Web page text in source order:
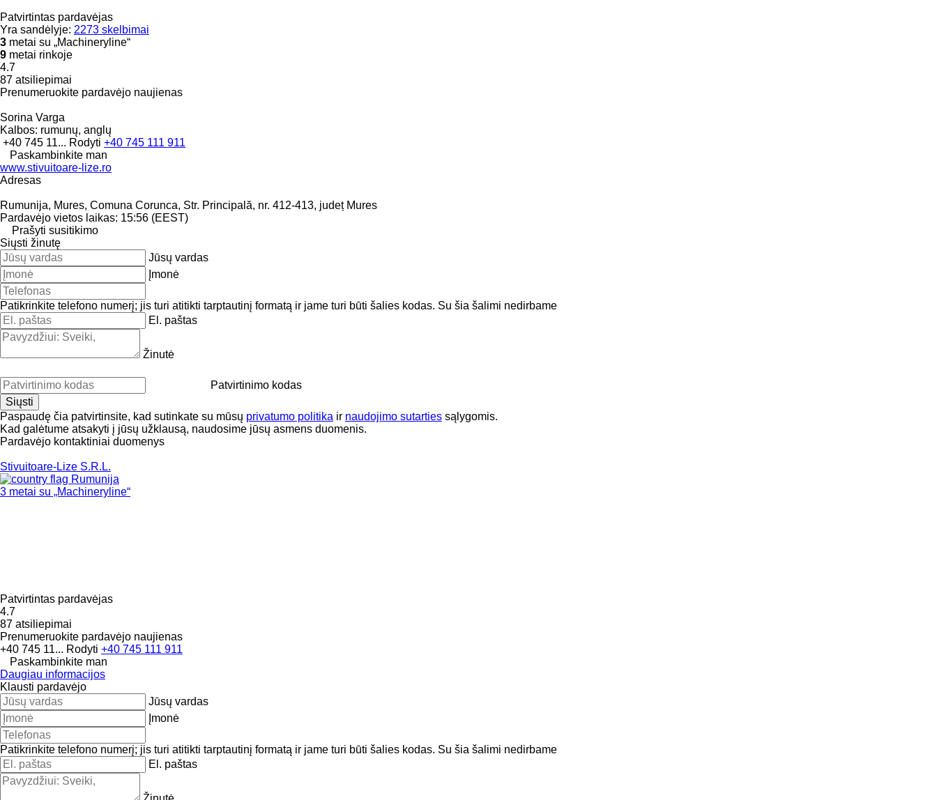
Patvirtintas pardavėjas
Yra sandėlyje: 2273 skelbimai
3 metai su „Machineryline“
9 metai rinkoje
4.7
87 atsiliepimai
Prenumeruokite pardavėjo naujienas
Sorina Varga
Kalbos: rumunų, anglų
+40 745 11... Rodyti +40 745 111 911
Paskambinkite man
www.stivuitoare-lize.ro
Adresas
Rumunija, Mures, Comuna Corunca, Str. Principală, nr. 412-413, județ Mures
Pardavėjo vietos laikas: 15:56 (EEST)
Prašyti susitikimo
Siųsti žinutę
Jūsų vardas
Įmonė
Patikrinkite telefono numerį; jis turi atitikti tarptautinį formatą ir jame turi būti šalies kodas. Su šia šalimi nedirbame
El. paštas
Žinutė
Patvirtinimo kodas
Paspaudę čia patvirtinsite, kad sutinkate su mūsų privatumo politika ir naudojimo sutarties sąlygomis.
Kad galėtume atsakyti į jūsų užklausą, naudosime jūsų asmens duomenis.
Pardavėjo kontaktiniai duomenys
Stivuitoare-Lize S.R.L.
Rumunija
3 metai su „Machineryline“
Patvirtintas pardavėjas
4.7
87 atsiliepimai
Prenumeruokite pardavėjo naujienas
+40 745 11... Rodyti +40 745 111 911
Paskambinkite man
Daugiau informacijos
Klausti pardavėjo
Jūsų vardas
Įmonė
Patikrinkite telefono numerį; jis turi atitikti tarptautinį formatą ir jame turi būti šalies kodas. Su šia šalimi nedirbame
El. paštas